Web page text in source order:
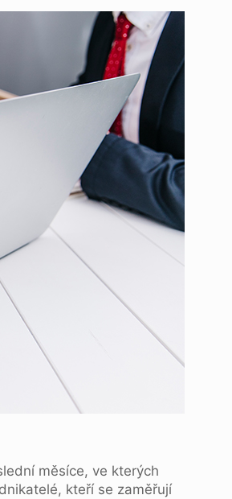
měsíce, ve kterých
kteří se zaměřují